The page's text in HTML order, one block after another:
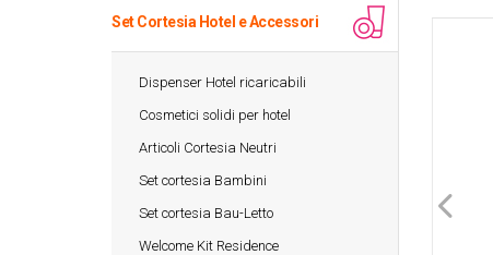
Set Cortesia Hotel e Accessori
Dispenser Hotel ricaricabili
Cosmetici solidi per hotel
Articoli Cortesia Neutri
Set cortesia Bambini
Set cortesia Bau-Letto
Welcome Kit Residence